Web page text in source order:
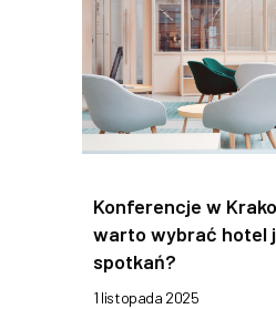
Konferencje w
warto wybrać hotel
spotkań?
1 listopada 2025